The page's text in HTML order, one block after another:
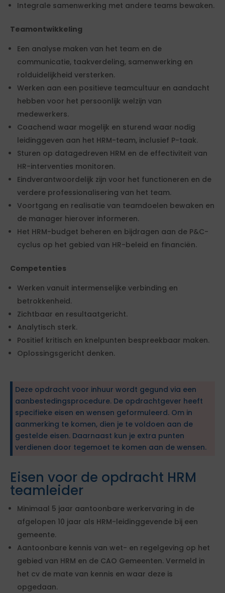
Integrale samenwerking met andere teams bewaken.
Teamontwikkeling
Een analyse maken van het team en de
communicatie, taakverdeling, samenwerking en
rolduidelijkheid versterken.
Werken aan een positieve teamcultuur en aandacht
hebben voor het persoonlijk welzijn van
medewerkers.
Coachend waar mogelijk en sturend waar nodig
leidinggeven aan het HRM-team, inclusief P-taak.
Sturen op datagedreven HRM en de effectiviteit van
HR-interventies monitoren.
Eindverantwoordelijk zijn voor het functioneren en de
verdere professionalisering van het team.
Voortgang en realisatie van teamdoelen bewaken en
de manager hierover informeren.
Het HRM-budget beheren en bijdragen aan de P&C-
cyclus op het gebied van HR-beleid en financiën.
Competenties
Werken vanuit intermenselijke verbinding en
betrokkenheid.
Zichtbaar en resultaatgericht.
Analytisch sterk.
Positief kritisch en knelpunten bespreekbaar maken.
Oplossingsgericht denken.
Deze opdracht voor inhuur wordt gegund via een
aanbestedingsprocedure. De opdrachtgever heeft
specifieke eisen en wensen geformuleerd. Om in
aanmerking te komen, dien je te voldoen aan de
gestelde eisen. Daarnaast kun je extra punten
verdienen door tegemoet te komen aan de wensen.
Eisen voor de opdracht HRM
teamleider
Minimaal 5 jaar aantoonbare werkervaring in de
afgelopen 10 jaar als HRM-leidinggevende bij een
gemeente.
Aantoonbare kennis van wet- en regelgeving op het
gebied van HRM en de CAO Gemeenten. Vermeld in
het cv de mate van kennis en waar deze is
opgedaan.